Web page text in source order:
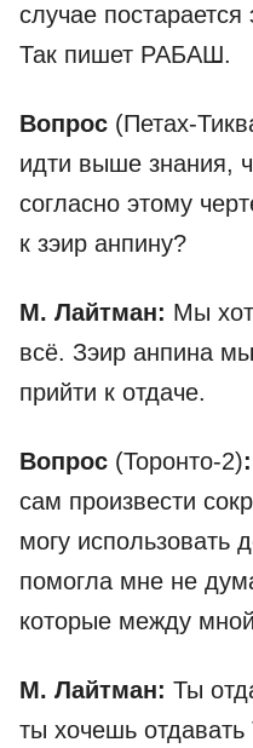
случае постарается
Так пишет РАБАШ.
Вопрос (Петах-
идти выше знания,
согласно этому
к зэир анпину?
М. Лайтман: Мы
всё. Зэир анпина
прийти к отдаче.
Вопрос (Торонто-2):
сам произвести
могу использовать
помогла мне не
которые между
М. Лайтман: Ты
ты хочешь отдавать